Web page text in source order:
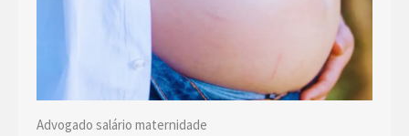
Advogado salário maternidade